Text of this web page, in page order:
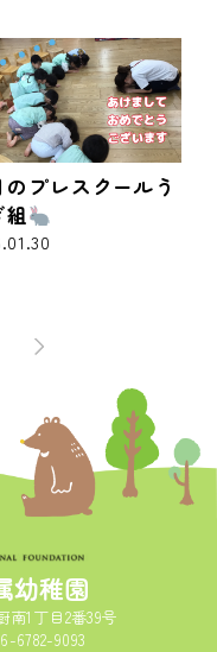
のプレスクールう
組
幼稚園
南1丁目2番39号
6782-9093